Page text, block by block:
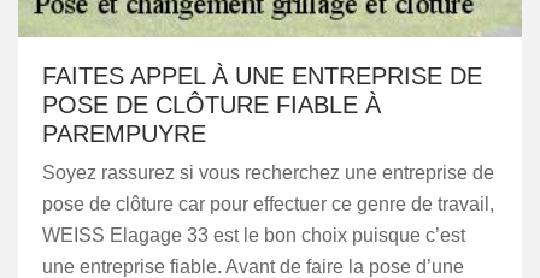
FAITES APPEL À UNE ENTREPRISE DE
POSE DE CLÔTURE FIABLE À
PAREMPUYRE
Soyez rassurez si vous recherchez une entreprise de
pose de clôture car pour effectuer ce genre de travail,
WEISS Elagage 33 est le bon choix puisque c’est
une entreprise fiable. Avant de faire la pose d’une